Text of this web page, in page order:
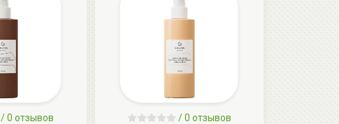
/ 0 отзывов
/ 0 отзывов